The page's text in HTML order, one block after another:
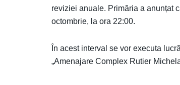
reviziei anuale. Primăria a anunțat
octombrie, la ora 22:00.
În acest interval se vor executa
„Amenajare Complex Rutier